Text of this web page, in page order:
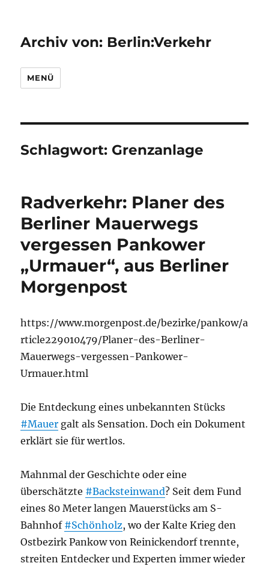
Archiv von: Berlin:Verkehr
MENÜ
Schlagwort: Grenzanlage
Radverkehr: Planer des
Berliner Mauerwegs
vergessen Pankower
„Urmauer“, aus Berliner
Morgenpost
https://www.morgenpost.de/bezirke/pankow/a
rticle229010479/Planer-des-Berliner-
Mauerwegs-vergessen-Pankower-
Urmauer.html
Die Entdeckung eines unbekannten Stücks
#Mauer galt als Sensation. Doch ein Dokument
erklärt sie für wertlos.
Mahnmal der Geschichte oder eine
überschätzte #Backsteinwand? Seit dem Fund
eines 80 Meter langen Mauerstücks am S-
Bahnhof #Schönholz, wo der Kalte Krieg den
Ostbezirk Pankow von Reinickendorf trennte,
streiten Entdecker und Experten immer wieder